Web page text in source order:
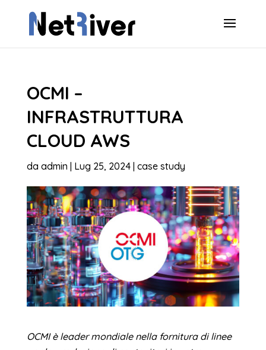
OCMI –
INFRASTRUTTURA
CLOUD AWS
da admin | Lug 25, 2024| case study
OCMI è leader mondiale nella fornitura di linee